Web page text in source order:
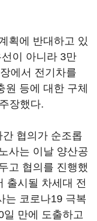
획에 반대하고 있
이 아니라 3만
에서 전기차를
등에 대한 구체
장했다.
협의가 순조롭
사는 이날 양산공
고 협의를 진행했
출시될 차세대 전
는 코로나19 극복
일 만에 도출하고